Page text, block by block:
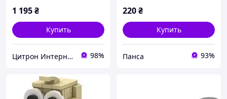
1 195₴
Купить
Цитрон Интернет-магазин 98%
220₴
Купить
Панса 93%